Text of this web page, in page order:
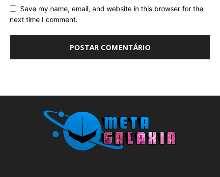
Save my name, email, and website in this browser for the
next time I comment.